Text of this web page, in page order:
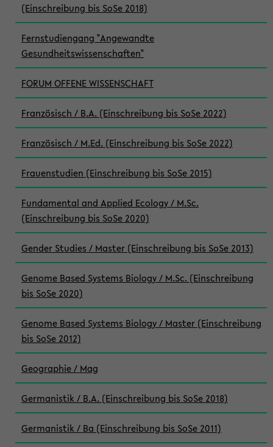
(Einschreibung bis SoSe 2018)
Fernstudiengang "Angewandte
Gesundheitswissenschaften"
FORUM OFFENE WISSENSCHAFT
Französisch / B.A. (Einschreibung bis SoSe 2022)
Französisch / M.Ed. (Einschreibung bis SoSe 2022)
Frauenstudien (Einschreibung bis SoSe 2015)
Fundamental and Applied Ecology / M.Sc.
(Einschreibung bis SoSe 2020)
Gender Studies / Master (Einschreibung bis SoSe 2013)
Genome Based Systems Biology / M.Sc. (Einschreibung
bis SoSe 2020)
Genome Based Systems Biology / Master (Einschreibung
bis SoSe 2012)
Geographie / Mag
Germanistik / B.A. (Einschreibung bis SoSe 2018)
Germanistik / Ba (Einschreibung bis SoSe 2011)